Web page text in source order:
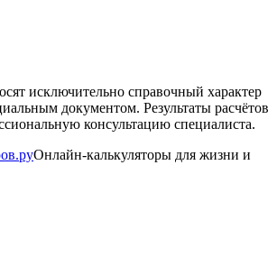
исключительно справочный характер
документом. Результаты расчётов
консультацию специалиста.
Онлайн-калькуляторы для жизни и